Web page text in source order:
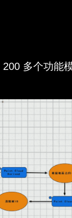
多个功能